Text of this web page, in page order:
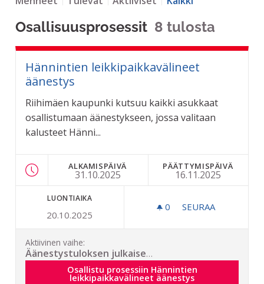
Osallisuusprosessit 8 tulosta
Hännintien leikkipaikkavälineet
äänestys
Riihimäen kaupunki kutsuu kaikki asukkaat
osallistumaan äänestykseen, jossa valitaan
kalusteet Hänni...
ALKAMISPÄIVÄ
31.10.2025
PÄÄTTYMISPÄIVÄ
16.11.2025
LUONTIAIKA
20.10.2025
0 0 SEURAAJAA
SEURAA
Aktiivinen vaihe:
Äänestystuloksen julkaiseminen
Osallistu prosessiin Hännintien
Osallistu prosessiin Hännintien
leikkipaikkavälineet äänestys